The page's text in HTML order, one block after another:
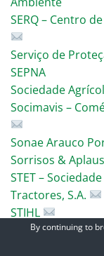
SERQ – Centro
Serviço de
SEPNA
Sociedade
Socimavis –
Sonae Arauco
Sorrisos &
STET –
Tractores, S.A.
STIHL
Suministros
By continuing to